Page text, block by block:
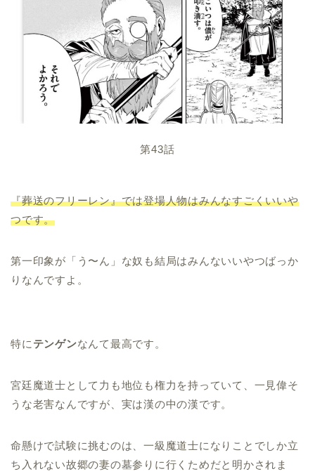
第43話
『葬送のフリーレン』では登場人物はみんなすごくいいや
つです。
第一印象が「う〜ん」な奴も結局はみんないいやつばっか
りなんですよ。
特に テンゲンなんて最高です。
宮廷魔道士として力も地位も権力を持っていて、一見偉そ
うな老害なんですが、実は漢の中の漢です。
命懸けで試験に挑むのは、一級魔道士になりことでしか立
ち入れない故郷の妻の墓参りに行くためだと明かされま